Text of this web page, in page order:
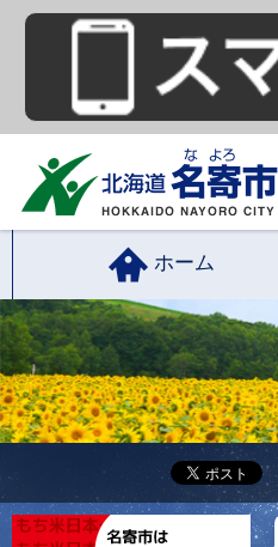
ホーム